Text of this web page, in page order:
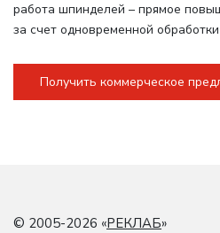
работа шпинделей – прямое
за счет одновременной
Получить коммерческое
© 2005-2026 «РЕКЛАБ»